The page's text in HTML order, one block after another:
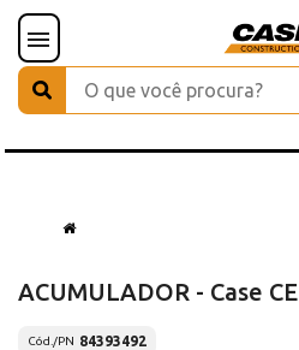
ACUMULADOR - Case CE
Cód./PN 84393492